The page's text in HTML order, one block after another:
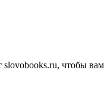
чтобы вам